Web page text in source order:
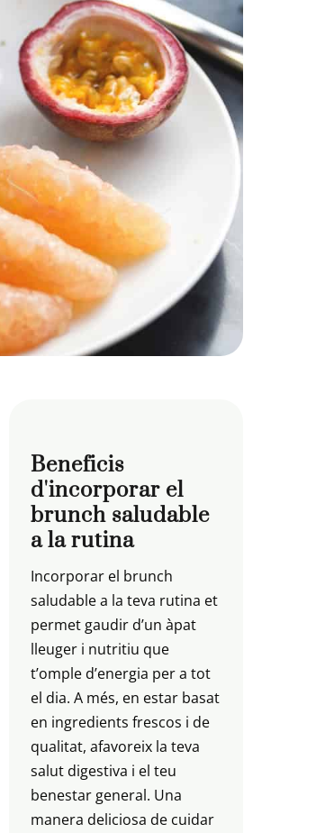
Beneficis
d'incorporar el
brunch saludable
a la rutina
Incorporar el brunch
saludable a la teva rutina et
permet gaudir d’un àpat
lleuger i nutritiu que
t’omple d’energia per a tot
el dia. A més, en estar basat
en ingredients frescos i de
qualitat, afavoreix la teva
salut digestiva i el teu
benestar general. Una
manera deliciosa de cuidar